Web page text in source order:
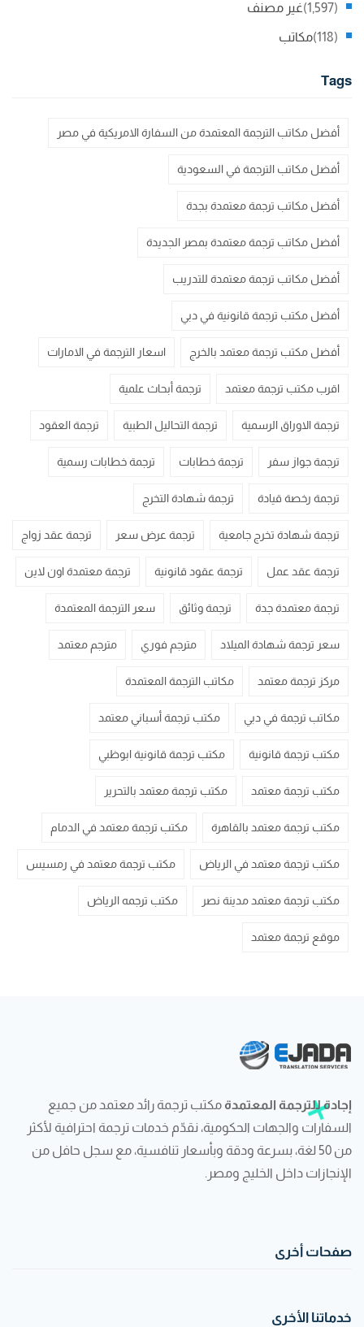
غير مصنف (1,597)
مكاتب (118)
Tags
أفضل مكاتب الترجمة المعتمدة من السفارة الامريكية في مصر
أفضل مكاتب الترجمة في السعودية
أفضل مكاتب ترجمة معتمدة بجدة
أفضل مكاتب ترجمة معتمدة بمصر الجديدة
أفضل مكاتب ترجمة معتمدة للتدريب
أفضل مكتب ترجمة قانونية في دبي
أفضل مكتب ترجمة معتمد بالخرج اسعار الترجمة في الامارات
اقرب مكتب ترجمة معتمد ترجمة أبحاث علمية
ترجمة الاوراق الرسمية ترجمة التحاليل الطبية ترجمة العقود
ترجمة جواز سفر ترجمة خطابات ترجمة خطابات رسمية
ترجمة رخصة قيادة ترجمة شهادة التخرج
ترجمة شهادة تخرج جامعية ترجمة عرض سعر ترجمة عقد زواج
ترجمة عقد عمل ترجمة عقود قانونية ترجمة معتمدة اون لاين
ترجمة معتمدة جدة ترجمة وثائق سعر الترجمة المعتمدة
سعر ترجمة شهادة الميلاد مترجم فوري مترجم معتمد
مركز ترجمة معتمد مكاتب الترجمة المعتمدة
مكاتب ترجمة في دبي مكتب ترجمة أسباني معتمد
مكتب ترجمة قانونية مكتب ترجمة قانونية ابوظبي
مكتب ترجمة معتمد مكتب ترجمة معتمد بالتحرير
مكتب ترجمة معتمد بالقاهرة مكتب ترجمة معتمد في الدمام
مكتب ترجمة معتمد في الرياض مكتب ترجمة معتمد في رمسيس
مكتب ترجمة معتمد مدينة نصر مكتب ترجمه الرياض
موقع ترجمة معتمد
إجادة للترجمة المعتمدة مكتب ترجمة رائد معتمد من جميع
السفارات والجهات الحكومية، نقدّم خدمات ترجمة احترافية لأكثر
من 50 لغة، بسرعة ودقة وبأسعار تنافسية، مع سجل حافل من
الإنجازات داخل الخليج ومصر.
صفحات أخرى
خدماتنا الأخرى